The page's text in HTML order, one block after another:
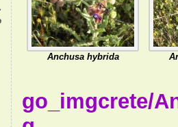
Anchusa hybrida
go_imgcrete/